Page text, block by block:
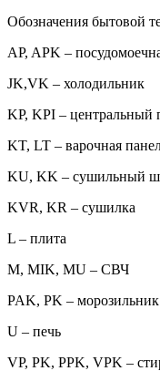
Обозначения бытовой
AP, APK –
JK,VK – холодильник
KP, KPI – центральный
KT, LT – варочная
KU, KK – сушильный
KVR, KR – сушилка
L – плита
M, MIK, MU – СВЧ
PAK, PK – морозильник
U – печь
VP, PK, PPK, VPK –